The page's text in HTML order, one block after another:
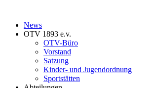
News
OTV 1893 e.v.
OTV-Büro
Vorstand
Satzung
Kinder- und Jugendordnung
Sportstätten